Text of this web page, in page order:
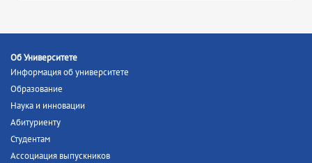
Об Университете
Информация об университете
Образование
Наука и инновации
Абитуриенту
Студентам
Ассоциация выпускников